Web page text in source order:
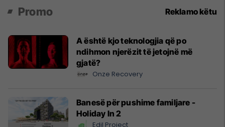
Promo Reklamo këtu
A është kjo teknologjia që po
ndihmon njerëzit të jetojnë më
gjatë?
Onze Recovery
Banesë për pushime familjare -
Holiday In 2
Edil Project